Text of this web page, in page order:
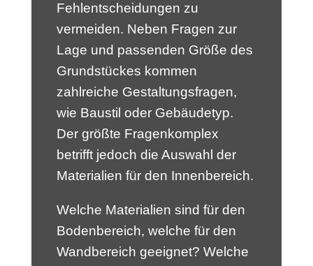
Fehlentscheidungen zu
vermeiden. Neben Fragen zur
Lage und passenden Größe des
Grundstückes kommen
zahlreiche Gestaltungsfragen,
wie Baustil oder Gebäudetyp.
Der größte Fragenkomplex
betrifft jedoch die Auswahl der
Materialien für den Innenbereich.
Welche Materialien sind für den
Bodenbereich, welche für den
Wandbereich geeignet? Welche